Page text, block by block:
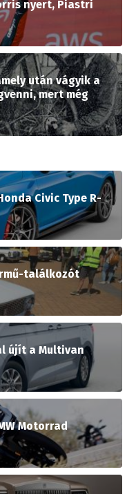
nyert, Piastri
után vágyik a
mert még
Civic Type R-
találkozót
újít a Multivan
Motorrad